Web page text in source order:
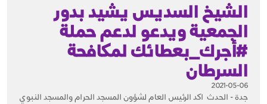
الشيخ السديس يشيد بدور
الجمعية ويدعو لدعم حملة
#أجرك_بعطائك لمكافحة
السرطان
2021-05-06
جدة - الحدث اكد الرئيس العام لشؤون المسجد الحرام والمسجد النبوي